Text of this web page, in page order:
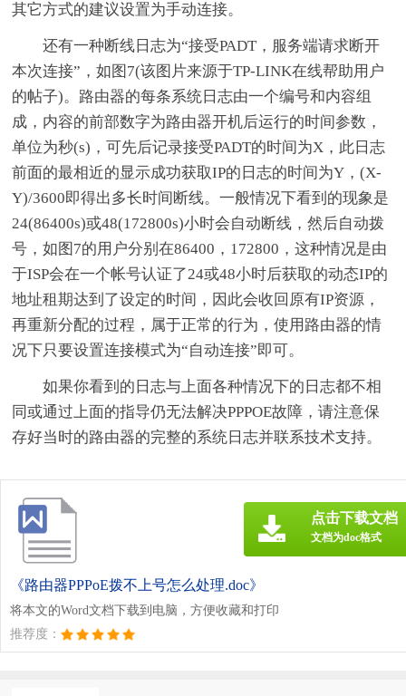
其它方式的建议设置为手动连接。
还有一种断线日志为“接受PADT，服务端请求断开
本次连接”，如图7(该图片来源于TP-LINK在线帮助用户
的帖子)。路由器的每条系统日志由一个编号和内容组
成，内容的前部数字为路由器开机后运行的时间参数，
单位为秒(s)，可先后记录接受PADT的时间为X，此日志
前面的最相近的显示成功获取IP的日志的时间为Y，(X-
Y)/3600即得出多长时间断线。一般情况下看到的现象是
24(86400s)或48(172800s)小时会自动断线，然后自动拨
号，如图7的用户分别在86400，172800，这种情况是由
于ISP会在一个帐号认证了24或48小时后获取的动态IP的
地址租期达到了设定的时间，因此会收回原有IP资源，
再重新分配的过程，属于正常的行为，使用路由器的情
况下只要设置连接模式为“自动连接”即可。
如果你看到的日志与上面各种情况下的日志都不相
同或通过上面的指导仍无法解决PPPOE故障，请注意保
存好当时的路由器的完整的系统日志并联系技术支持。
《路由器PPPoE拨不上号怎么处理.doc》
将本文的Word文档下载到电脑，方便收藏和打印
推荐度：
点击下载文档
文档为doc格式